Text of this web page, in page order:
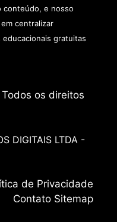
conteúdo, e nosso
centralizar
gratuitas
os direitos
DIGITAIS LTDA -
de Privacidade
Contato Sitemap